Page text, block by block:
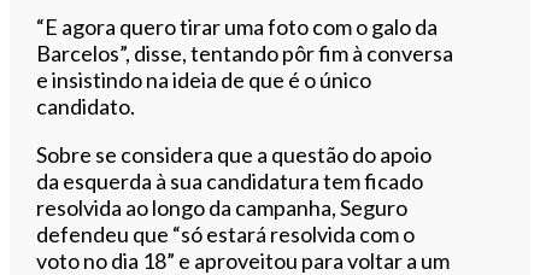
“E agora quero tirar uma foto com o galo da
Barcelos”, disse, tentando pôr fim à conversa
e insistindo na ideia de que é o único
candidato.
Sobre se considera que a questão do apoio
da esquerda à sua candidatura tem ficado
resolvida ao longo da campanha, Seguro
defendeu que “só estará resolvida com o
voto no dia 18” e aproveitou para voltar a um